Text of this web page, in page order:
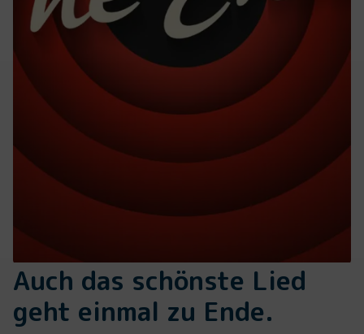
Auch das schönste Lied
geht einmal zu Ende.